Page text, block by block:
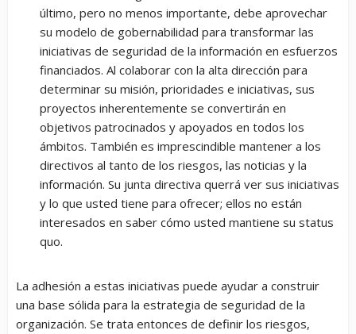
último, pero no menos importante, debe aprovechar
su modelo de gobernabilidad para transformar las
iniciativas de seguridad de la información en esfuerzos
financiados. Al colaborar con la alta dirección para
determinar su misión, prioridades e iniciativas, sus
proyectos inherentemente se convertirán en
objetivos patrocinados y apoyados en todos los
ámbitos. También es imprescindible mantener a los
directivos al tanto de los riesgos, las noticias y la
información. Su junta directiva querrá ver sus iniciativas
y lo que usted tiene para ofrecer; ellos no están
interesados en saber cómo usted mantiene su status
quo.
La adhesión a estas iniciativas puede ayudar a construir
una base sólida para la estrategia de seguridad de la
organización. Se trata entonces de definir los riesgos,